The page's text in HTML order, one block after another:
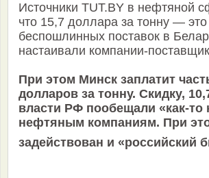
Источники TUT.BY в нефтяной
что 15,7 доллара за тонну —
беспошлинных поставок в
настаивали компании-
При этом Минск заплатит
долларов за тонну. Скидку,
власти РФ пообещали «как-то
нефтяным компаниям. При
задействован и «российский